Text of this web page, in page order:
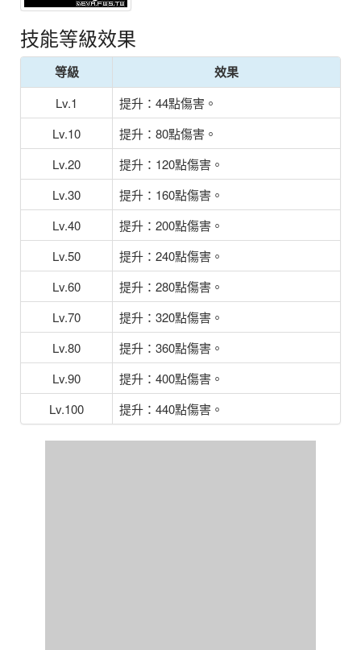
技能等級效果
等級 效果
Lv.1
提升：44點傷害。
Lv.10
提升：80點傷害。
Lv.20
提升：120點傷害。
Lv.30
提升：160點傷害。
Lv.40
提升：200點傷害。
Lv.50
提升：240點傷害。
Lv.60
提升：280點傷害。
Lv.70
提升：320點傷害。
Lv.80
提升：360點傷害。
Lv.90
提升：400點傷害。
Lv.100
提升：440點傷害。